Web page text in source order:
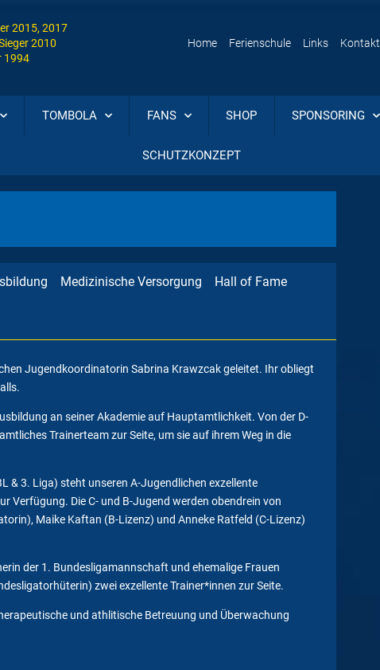
2015, 2017
2010
1994
Home Ferienschule Links Kontakt
TOMBOLA FANS SHOP SPONSORING
SCHUTZKONZEPT
Medizinische Versorgung Hall of Fame
Jugendkoordinatorin Sabrina Krawzcak geleitet. Ihr obliegt
an seiner Akademie auf Hauptamtlichkeit. Von der D-
Trainerteam zur Seite, um sie auf ihrem Weg in die
& 3. Liga) steht unseren A-Jugendlichen exzellente
Verfügung. Die C- und B-Jugend werden obendrein von
Maike Kaftan (B-Lizenz) und Anneke Ratfeld (C-Lizenz)
der 1. Bundesligamannschaft und ehemalige Frauen
zwei exzellente Trainer*innen zur Seite.
und athlitische Betreuung und Überwachung